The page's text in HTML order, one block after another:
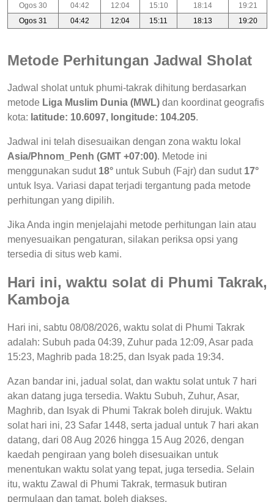
Ogos 30
04:42 12:04 15:10 18:14
19:21
Ogos 31
04:42 12:04 15:11 18:13 19:20
Metode Perhitungan Jadwal Sholat
Jadwal sholat untuk phumi-takrak dihitung berdasarkan
metode Liga Muslim Dunia (MWL) dan koordinat geografis
kota: latitude: 10.6097, longitude: 104.205.
Jadwal ini telah disesuaikan dengan zona waktu lokal
Asia/Phnom_Penh (GMT +07:00). Metode ini
menggunakan sudut 18° untuk Subuh (Fajr) dan sudut 17°
untuk Isya. Variasi dapat terjadi tergantung pada metode
perhitungan yang dipilih.
Jika Anda ingin menjelajahi metode perhitungan lain atau
menyesuaikan pengaturan, silakan periksa opsi yang
tersedia di situs web kami.
Hari ini, waktu solat di Phumi Takrak,
Kamboja
Hari ini, sabtu 08/08/2026, waktu solat di Phumi Takrak
adalah: Subuh pada 04:39, Zuhur pada 12:09, Asar pada
15:23, Maghrib pada 18:25, dan Isyak pada 19:34.
Azan bandar ini, jadual solat, dan waktu solat untuk 7 hari
akan datang juga tersedia. Waktu Subuh, Zuhur, Asar,
Maghrib, dan Isyak di Phumi Takrak boleh dirujuk. Waktu
solat hari ini, 23 Safar 1448, serta jadual untuk 7 hari akan
datang, dari 08 Aug 2026 hingga 15 Aug 2026, dengan
kaedah pengiraan yang boleh disesuaikan untuk
menentukan waktu solat yang tepat, juga tersedia. Selain
itu, waktu Zawal di Phumi Takrak, termasuk butiran
permulaan dan tamat, boleh diakses.